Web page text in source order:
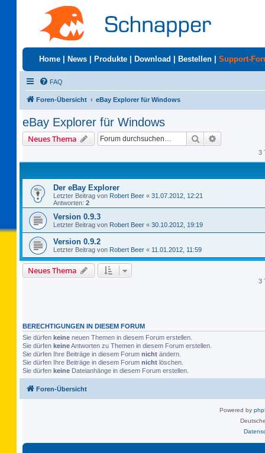
Home News Produkte Download Bestellen Support-
FAQ
Foren-Übersicht eBay Explorer für Windows
eBay Explorer für Windows
Neues Thema Suche
3
Der eBay Explorer
Letzter Beitrag von Robert Beer « 31.07.2012, 12:21
Antworten: 2
Version 0.9.3
Letzter Beitrag von Robert Beer « 30.10.2012, 19:19
Version 0.9.2
Letzter Beitrag von Robert Beer « 11.01.2012, 11:59
Neues Thema
3
BERECHTIGUNGEN IN DIESEM FORUM
Sie dürfen keine neuen Themen in diesem Forum erstellen.
Sie dürfen keineAntworten zu Themen in diesem Forum erstellen.
Sie dürfen Ihre Beiträge in diesem Forum nicht ändern.
Sie dürfen Ihre Beiträge in diesem Forum nicht löschen.
Sie dürfen keine Dateianhänge in diesem Forum erstellen.
Foren-Übersicht
Powered by